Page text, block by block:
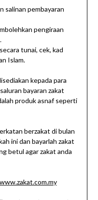
salinan pembayaran
pengiraan
tunai, cek, kad
Islam.
kepada para
bayaran zakat
produk asnaf seperti
berzakat di bulan
ini dan bayarlah zakat
betul agar zakat anda
www.zakat.com.my